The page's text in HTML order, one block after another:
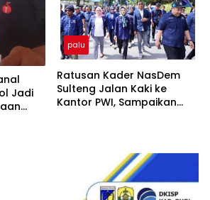
Jadi
palu
Ratusan Kader NasDem
Sulteng Jalan Kaki ke
Kantor PWI, Sampaikan